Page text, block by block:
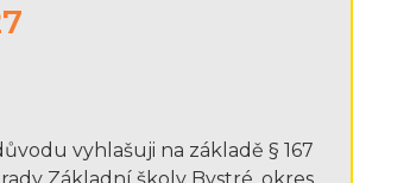
vyhlašuji na základě § 167